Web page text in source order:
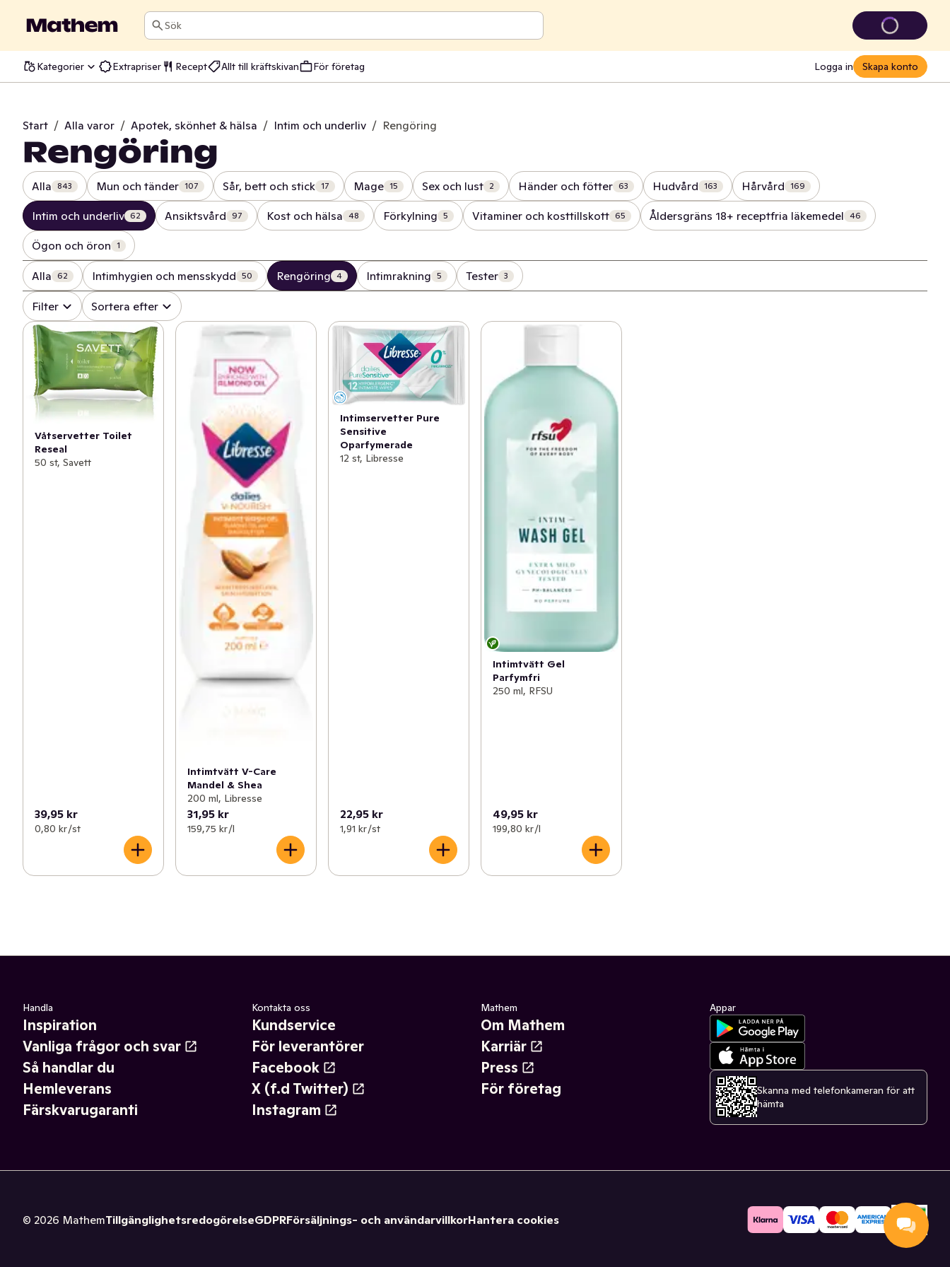
Sök
Kategorier Extrapriser Recept Allt till kräftskivan För företag Logga in Skapa konto
Start / Alla varor / Apotek, skönhet & hälsa / Intim och underliv / Rengöring
Rengöring
Alla 843 Mun och tänder 107 Sår, bett och stick 17 Mage 15 Sex och lust 2 Händer och fötter 63 Hudvård 163 Hårvård 169
Intim och underliv 62 Ansiktsvård 97 Kost och hälsa 48 Förkylning 5 Vitaminer och kosttillskott 65 Åldersgräns 18+ receptfria läkemedel 46
Ögon och öron 1
Alla 62 Intimhygien och mensskydd 50 Rengöring 4 Intimrakning 5 Tester 3
Filter Sortera efter
Våtservetter Toilet
Reseal
50 st, Savett
39,95 kr
0,80 kr /st
Intimtvätt V-Care
Mandel & Shea
200 ml, Libresse
31,95 kr
159,75 kr /l
Intimservetter Pure
Sensitive
Oparfymerade
12 st, Libresse
22,95 kr
1,91 kr /st
Intimtvätt Gel
Parfymfri
250 ml, RFSU
49,95 kr
199,80 kr /l
Handla
Inspiration
Vanliga frågor och svar
Så handlar du
Hemleverans
Färskvarugaranti
Kontakta oss
Kundservice
För leverantörer
Facebook
X (f.d Twitter)
Instagram
Mathem
Om Mathem
Karriär
Press
För företag
Appar
Skanna med telefonkameran för att
hämta
© 2026 MathemTillgänglighetsredogörelseGDPRFörsäljnings- och användarvillkorHantera cookies